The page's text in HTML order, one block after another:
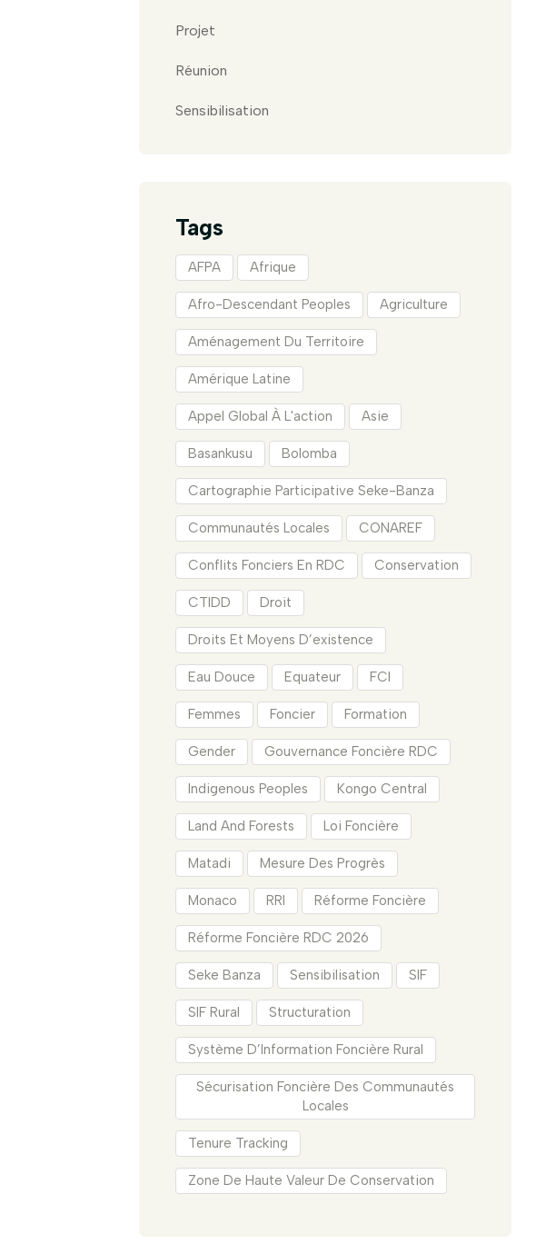
Projet
Réunion
Sensibilisation
Tags
AFPA Afrique
Afro-Descendant Peoples Agriculture
Aménagement Du Territoire
Amérique Latine
Appel Global À L'action Asie
Basankusu Bolomba
Cartographie Participative Seke-Banza
Communautés Locales CONAREF
Conflits Fonciers En RDC Conservation
CTIDD Droit
Droits Et Moyens D’existence
Eau Douce Equateur FCI
Femmes Foncier Formation
Gender Gouvernance Foncière RDC
Indigenous Peoples Kongo Central
Land And Forests Loi Foncière
Matadi Mesure Des Progrès
Monaco RRI Réforme Foncière
Réforme Foncière RDC 2026
Seke Banza Sensibilisation SIF
SIF Rural Structuration
Système D’Information Foncière Rural
Sécurisation Foncière Des Communautés
Locales
Tenure Tracking
Zone De Haute Valeur De Conservation